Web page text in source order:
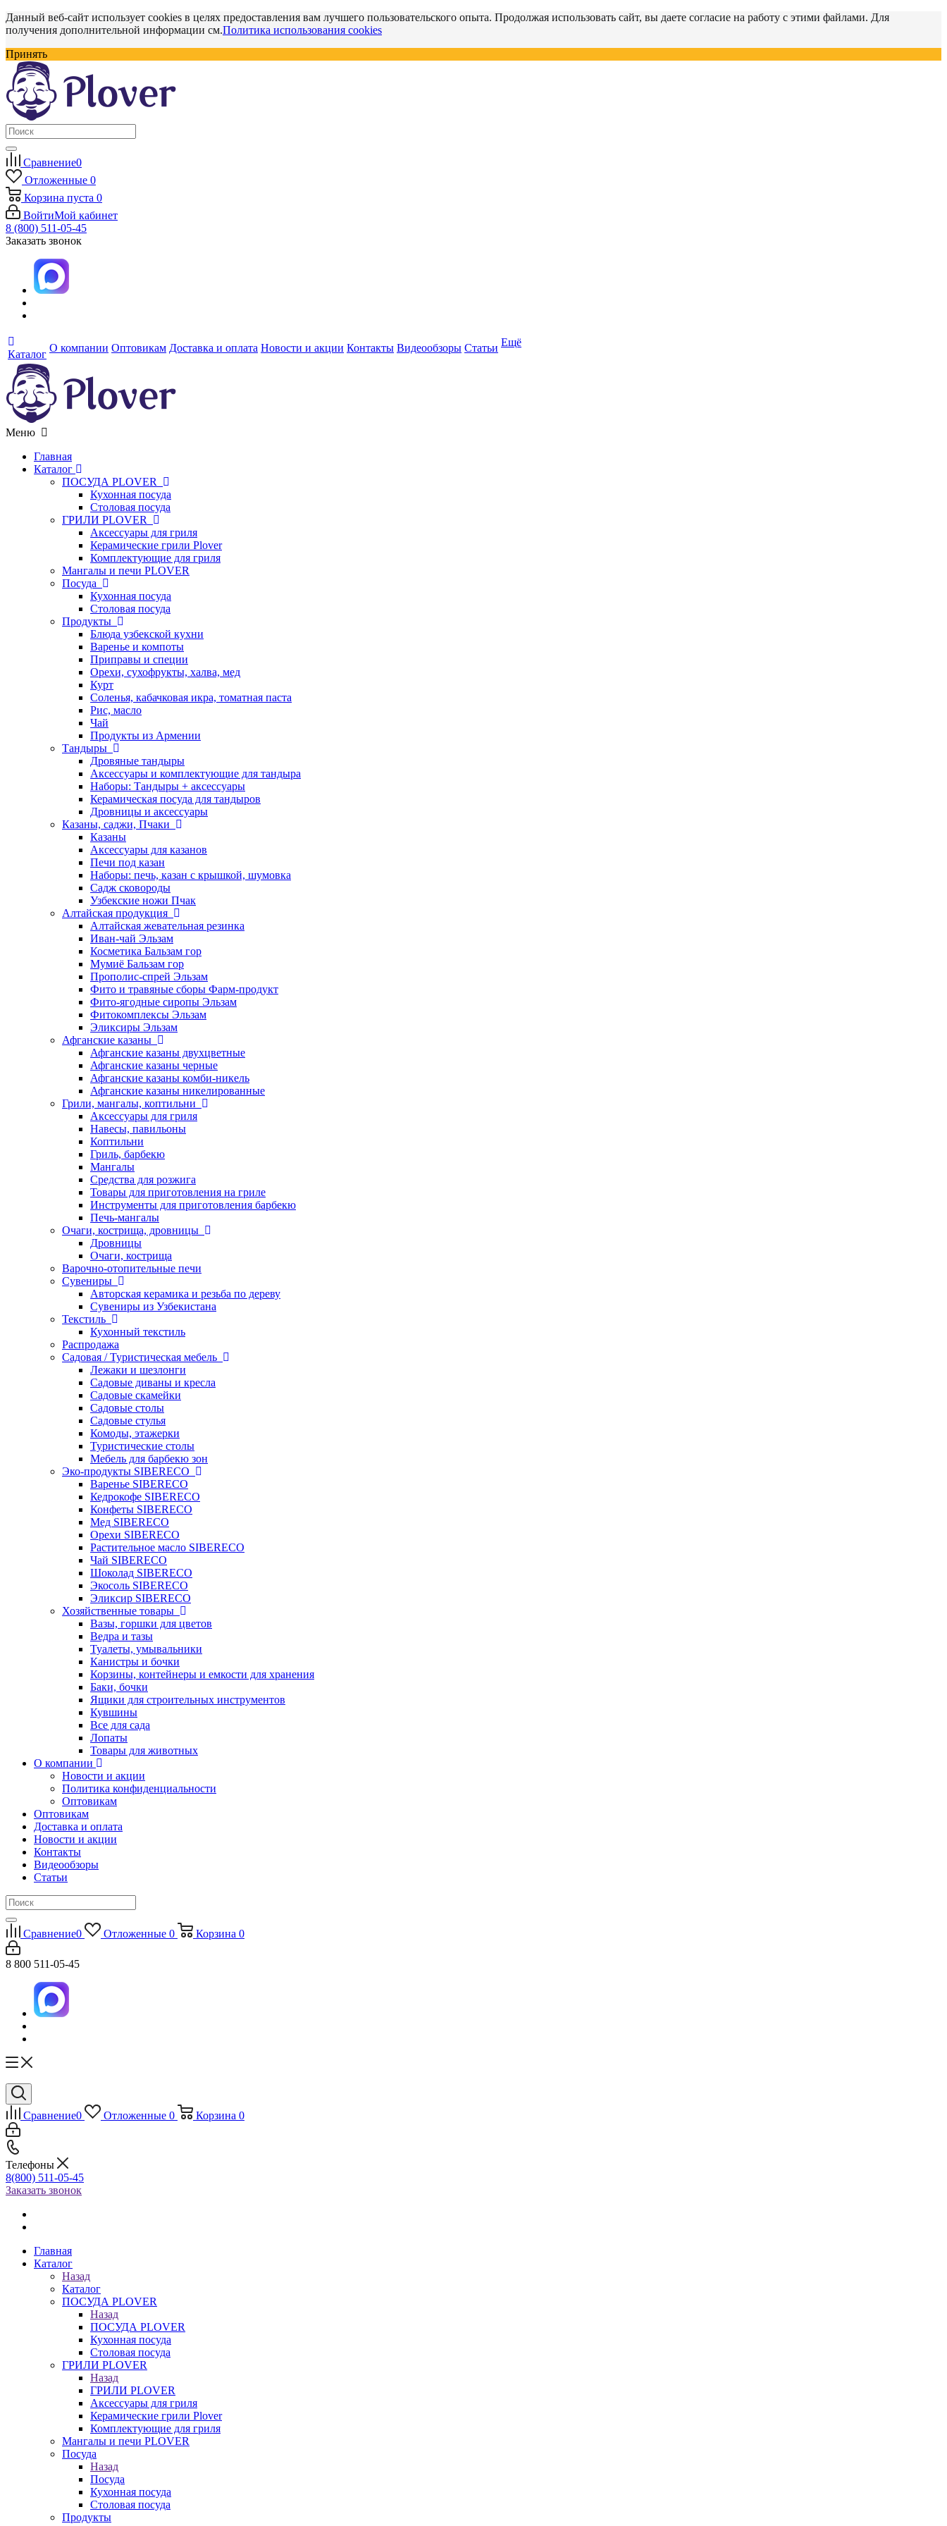
Данный веб-сайт использует cookies в целях предоставления вам лучшего пользовательского опыта. Продолжая использовать сайт, вы даете согласие на работу с этими файлами. Для
получения дополнительной информации см.Политика использования cookies
Принять
Сравнение0
Отложенные 0
Корзина пуста 0
ВойтиМой кабинет
8 (800) 511-05-45
Заказать звонок
Каталог
О компании Оптовикам Доставка и оплата Новости и акции Контакты Видеообзоры Статьи Ещё
Меню
Главная
Каталог
ПОСУДА PLOVER
Кухонная посуда
Столовая посуда
ГРИЛИ PLOVER
Аксессуары для гриля
Керамические грили Plover
Комплектующие для гриля
Мангалы и печи PLOVER
Посуда
Кухонная посуда
Столовая посуда
Продукты
Блюда узбекской кухни
Варенье и компоты
Приправы и специи
Орехи, сухофрукты, халва, мед
Курт
Соленья, кабачковая икра, томатная паста
Рис, масло
Чай
Продукты из Армении
Тандыры
Дровяные тандыры
Аксессуары и комплектующие для тандыра
Наборы: Тандыры + аксессуары
Керамическая посуда для тандыров
Дровницы и аксессуары
Казаны, саджи, Пчаки
Казаны
Аксессуары для казанов
Печи под казан
Наборы: печь, казан с крышкой, шумовка
Садж сковороды
Узбекские ножи Пчак
Алтайская продукция
Алтайская жевательная резинка
Иван-чай Эльзам
Косметика Бальзам гор
Мумиё Бальзам гор
Прополис-спрей Эльзам
Фито и травяные сборы Фарм-продукт
Фито-ягодные сиропы Эльзам
Фитокомплексы Эльзам
Эликсиры Эльзам
Афганские казаны
Афганские казаны двухцветные
Афганские казаны черные
Афганские казаны комби-никель
Афганские казаны никелированные
Грили, мангалы, коптильни
Аксессуары для гриля
Навесы, павильоны
Коптильни
Гриль, барбекю
Мангалы
Средства для розжига
Товары для приготовления на гриле
Инструменты для приготовления барбекю
Печь-мангалы
Очаги, кострища, дровницы
Дровницы
Очаги, кострища
Варочно-отопительные печи
Сувениры
Авторская керамика и резьба по дереву
Сувениры из Узбекистана
Текстиль
Кухонный текстиль
Распродажа
Садовая / Туристическая мебель
Лежаки и шезлонги
Садовые диваны и кресла
Садовые скамейки
Садовые столы
Садовые стулья
Комоды, этажерки
Туристические столы
Мебель для барбекю зон
Эко-продукты SIBERECO
Варенье SIBERECO
Кедрокофе SIBERECO
Конфеты SIBERECO
Мед SIBERECO
Орехи SIBERECO
Растительное масло SIBERECO
Чай SIBERECO
Шоколад SIBERECO
Экосоль SIBERECO
Эликсир SIBERECO
Хозяйственные товары
Вазы, горшки для цветов
Ведра и тазы
Туалеты, умывальники
Канистры и бочки
Корзины, контейнеры и емкости для хранения
Баки, бочки
Ящики для строительных инструментов
Кувшины
Все для сада
Лопаты
Товары для животных
О компании
Новости и акции
Политика конфиденциальности
Оптовикам
Оптовикам
Доставка и оплата
Новости и акции
Контакты
Видеообзоры
Статьи
Сравнение0 Отложенные 0 Корзина 0
8 800 511-05-45
Сравнение0 Отложенные 0 Корзина 0
Телефоны
8(800) 511-05-45
Заказать звонок
Главная
Каталог
Назад
Каталог
ПОСУДА PLOVER
Назад
ПОСУДА PLOVER
Кухонная посуда
Столовая посуда
ГРИЛИ PLOVER
Назад
ГРИЛИ PLOVER
Аксессуары для гриля
Керамические грили Plover
Комплектующие для гриля
Мангалы и печи PLOVER
Посуда
Назад
Посуда
Кухонная посуда
Столовая посуда
Продукты